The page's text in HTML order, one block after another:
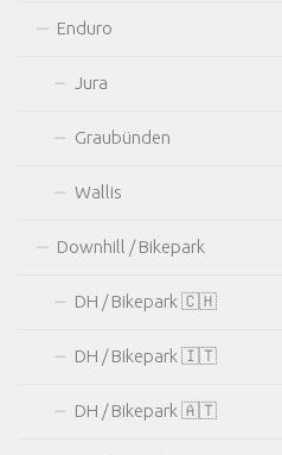
Enduro
Jura
Graubünden
Wallis
Downhill / Bikepark
DH / Bikepark 🇨🇭
DH / Bikepark 🇮🇹
DH / Bikepark 🇦🇹